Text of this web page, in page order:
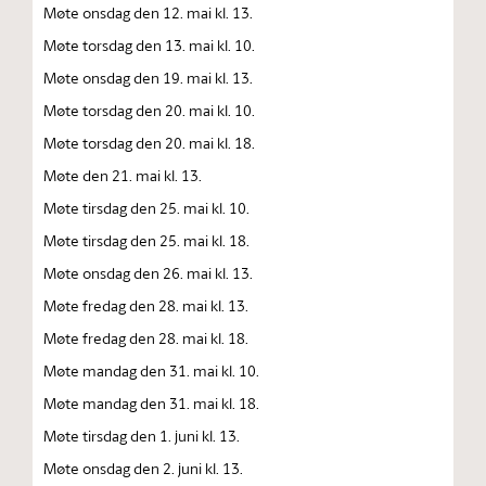
Møte onsdag den 12. mai kl. 13.
Møte torsdag den 13. mai kl. 10.
Møte onsdag den 19. mai kl. 13.
Møte torsdag den 20. mai kl. 10.
Møte torsdag den 20. mai kl. 18.
Møte den 21. mai kl. 13.
Møte tirsdag den 25. mai kl. 10.
Møte tirsdag den 25. mai kl. 18.
Møte onsdag den 26. mai kl. 13.
Møte fredag den 28. mai kl. 13.
Møte fredag den 28. mai kl. 18.
Møte mandag den 31. mai kl. 10.
Møte mandag den 31. mai kl. 18.
Møte tirsdag den 1. juni kl. 13.
Møte onsdag den 2. juni kl. 13.